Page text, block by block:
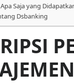
Saja yang
Dsbanking